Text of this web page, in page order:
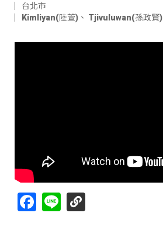
台北市
Kimliyan(陸萱) 、 Tjivuluwan(孫政賢)
Facebook
Line